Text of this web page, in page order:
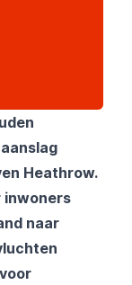
Heathrow.
inwoners
naar